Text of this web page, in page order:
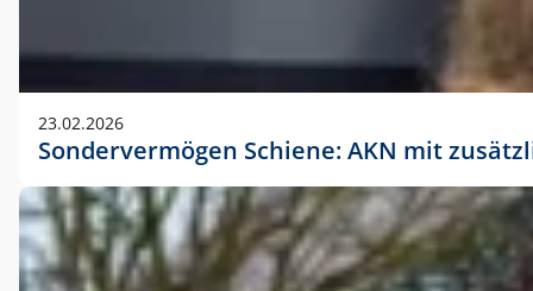
23.02.2026
Sondervermögen Schiene: AKN mit